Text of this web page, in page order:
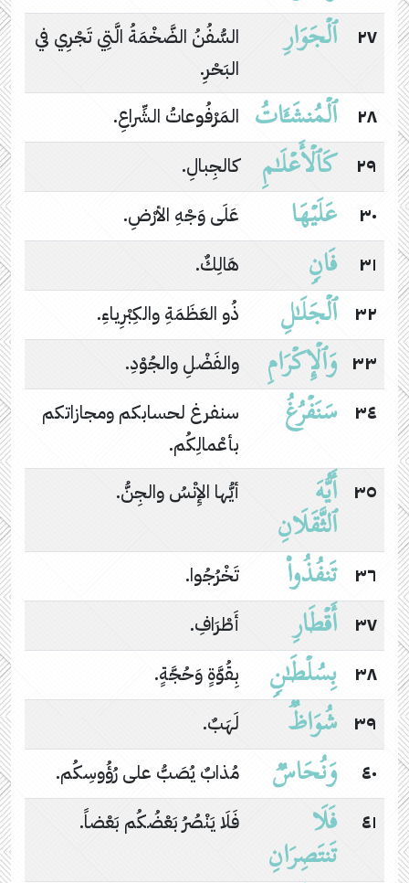
٢٧
ٱلۡجَوَارِ
السُّفُنُ الضَّخْمَةُ الَّتِي تَجْرِي في
البَحْرِ.
٢٨
ٱلۡمُنشَـَٔاتُ
المَرْفُوعاتُ الشِّراعِ.
٢٩
كَٱلۡأَعۡلَـٰمِ
كالجِبالِ.
٣٠
عَلَیۡهَا
عَلَى وَجْهِ الأرْضِ.
٣١
فَانࣲ
هَالِكٌ.
٣٢
ٱلۡجَلَـٰلِ
ذُو العَظَمَةِ والكِبْرِياءِ.
٣٣ وَٱلۡإِكۡرَامِ
والفَضْلِ والجُوْدِ.
٣٤
سَنَفۡرُغُ
سنفرغ لحسابكم ومجازاتكم
بأعْمالِكُم.
٣٥
أَیُّهَ
ٱلثَّقَلَانِ
أيُّها الإِنْسُ والجِنُّ.
٣٦ تَنفُذُوا۟
تَخْرُجُوا.
٣٧
أَقۡطَارِ
أَطْرَافِ.
٣٨
بِسُلۡطَـٰنࣲ
بِقُوَّةٍ وَحُجَّةٍ.
٣٩
شُوَاظࣱ
لَهَبٌ.
٤٠
وَنُحَاسࣱ
مُذابٌ يُصَبُّ على رُؤُوسِكُم.
٤١
فَلَا
تَنتَصِرَانِ
فَلَا يَنْصُرُ بَعْضُكُم بَعْضاً.